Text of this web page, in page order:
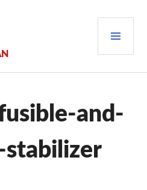
and-